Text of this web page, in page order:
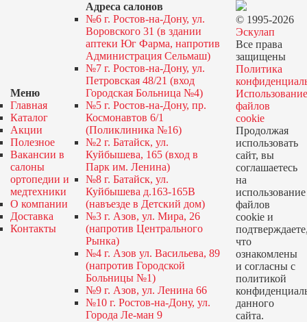
Меню
Главная
Каталог
Акции
Полезное
Вакансии в
салоны
ортопедии и
медтехники
О компании
Доставка
Контакты
Адреса салонов
№6 г. Ростов-на-Дону, ул.
Воровского 31 (в здании
аптеки Юг Фарма, напротив
Администрация Сельмаш)
№7 г. Ростов-на-Дону, ул.
Петровская 48/21 (вход
Городская Больница №4)
№5 г. Ростов-на-Дону, пр.
Космонавтов 6/1
(Поликлиника №16)
№2 г. Батайск, ул.
Куйбышева, 165 (вход в
Парк им. Ленина)
№8 г. Батайск, ул.
Куйбышева д.163-165В
(навъезде в Детский дом)
№3 г. Азов, ул. Мира, 26
(напротив Центрального
Рынка)
№4 г. Азов ул. Васильева, 89
(напротив Городской
Больницы №1)
№9 г. Азов, ул. Ленина 66
№10 г. Ростов-на-Дону, ул.
Города Ле-ман 9
© 1995-2026
Эскулап
Все права
защищены
Политика
Использование
файлов
cookie
Продолжая
использовать
сайт, вы
соглашаетесь
на
использование
файлов
cookie и
что
ознакомлены
и согласны с
политикой
данного
сайта.